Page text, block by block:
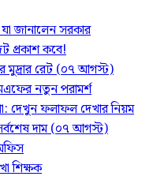
জানালেন সরকার
প্রকাশ কবে!
মুদ্রার রেট (০৭ আগস্ট)
নতুন পরামর্শ
দেখুন ফলাফল দেখার নিয়ম
দাম (০৭ আগস্ট)
শিক্ষক